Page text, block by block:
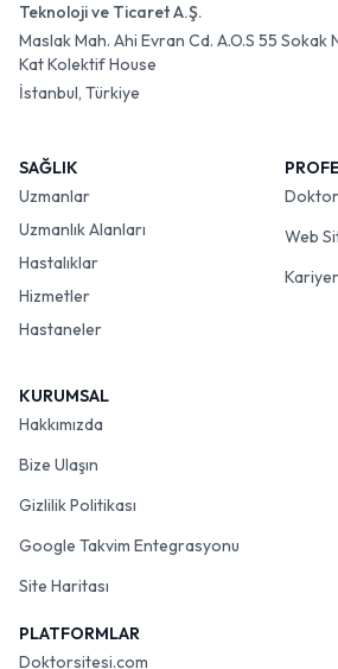
Teknoloji ve Ticaret A.Ş.
Maslak Mah. Ahi Evran Cd. A.O.S 55 Sokak
Kat Kolektif House
İstanbul, Türkiye
SAĞLIK
Uzmanlar
Uzmanlık Alanları
Hastalıklar
Hizmetler
Hastaneler
Web
Kariyer
KURUMSAL
Hakkımızda
Bize Ulaşın
Gizlilik Politikası
Google Takvim Entegrasyonu
Site Haritası
PLATFORMLAR
Doktorsitesi.com